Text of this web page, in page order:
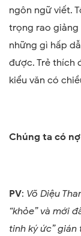
ngôn ngữ viết.
trọng rao giảng
những gì hấp
được. Trẻ thích
kiểu văn có
Chúng ta có
PV: Võ Diệu
“khỏe” và mới
tinh ký ức”